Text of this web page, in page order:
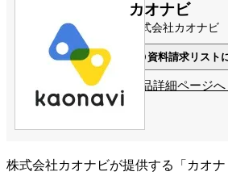
カオナビ
株式会社カオナビ
資料請求リスト
製品詳細ページへ
株式会社カオナビが提供する「カオ